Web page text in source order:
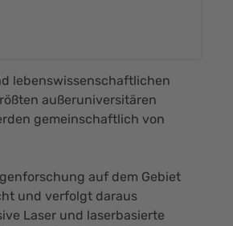
lebenswissenschaftlichen
außeruniversitären
gemeinschaftlich von
auf dem Gebiet
und verfolgt daraus
Laser und laserbasierte